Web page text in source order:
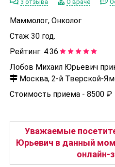
3 отзыва О враче
Маммолог, Онколог
Стаж 30 год.
Рейтинг: 4.36
Лобов Михаил Юрьевич
Москва, 2-й Тверской-
Стоимость приема - 8500 ₽
Уважаемые
Юрьевич в данный
онлайн-